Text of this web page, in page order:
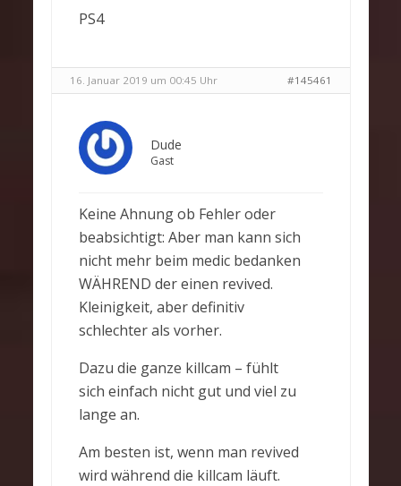
PS4
16. Januar 2019 um 00:45 Uhr #145461
Dude
Gast
Keine Ahnung ob Fehler oder
beabsichtigt: Aber man kann sich
nicht mehr beim medic bedanken
WÄHREND der einen revived.
Kleinigkeit, aber definitiv
schlechter als vorher.
Dazu die ganze killcam – fühlt
sich einfach nicht gut und viel zu
lange an.
Am besten ist, wenn man revived
wird während die killcam läuft.